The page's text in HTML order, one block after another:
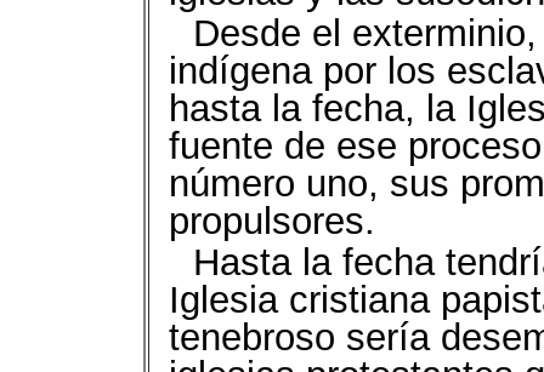
Desde el
indígena por los
hasta la fecha, la
fuente de ese
número uno, sus
propulsores.
Hasta la fecha
Iglesia cristiana
tenebroso sería